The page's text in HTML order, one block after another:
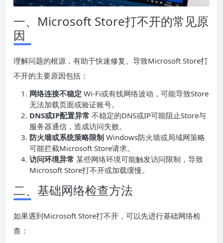
一、Microsoft Store打不开的常见原
因
理解问题的根源，有助于快速修复。导致Microsoft Store打
不开的主要原因包括：
网络连接不稳定 Wi-Fi或有线网络波动，可能导致Store
无法加载页面或验证账号。
DNS或IP配置异常 不稳定的DNS或IP可能阻止Store与
服务器通信，造成访问失败。
防火墙或系统策略限制 Windows防火墙或局域网策略
可能拦截Microsoft Store请求。
访问环境异常 某些网络环境可能触发访问限制，导致
Microsoft Store打不开或加载缓慢。
二、基础网络检查方法
如果遇到Microsoft Store打不开，可以先进行基础网络检
查：